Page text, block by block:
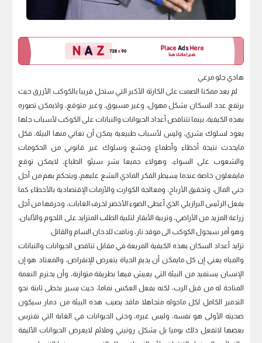
هادي جلو مرعي
لم يعد ممكنا الصمت على الكارثة الأكبر التي ستحل قريبا بالكوكب الأزرق حيث
يرتفع عدد السكان بشكل مهول، وغير مسبوق، وغير متوقع، ولايمكن تصوره
بهذه الكيفية، بينما تتناقص أعداد الحيوانات والنباتات على الكوكب لأسباب جلها
يعود لسلوك بشري، وليس لأسباب طبيعية يمكن أن تعاني منها البيئة، فكل
مايحدث نتيجة أخطاء وأطماع وجشع وسلوك غير قانوني من الحكومات
والشعوب على السواء، وهولاء جميعا بشر سيئو الطباع، لايمكن توقع
مايفعلون خاصة عندما يسيطر الفكر المادي البشع عليهم، ويتحكم بهم من أجل
جني المال، وتحقيق الأرباح، ومعالجة الكوارث والأزمات الإقتصادية بالأخطاء كما
يفعل الرئيس البرازيلي الذي أعطى الضوء الأخضر لجرف الغابات، وحرقها من أجل
زراعة المزيد من الأراضي، وتربية الأبقار لتلبية الطلب المتزايد على اللحوم والألبان،
وهو أمر سيحول الكوكب الى موقد نار، ونافث للدخان السام والقاتل.
تزايد أعداد السكان بهذه الكيفية المريعة في مقابل تناقص الحيوانات والنباتات
والمياه يعني إن كل مايمكن أن يديم الحياة يتعرض للإنقراض، والمعتاد هو إن
الإنسان يستفيد من البيئة التي يعيش فيها بطريقة متوازنة، وأن يحترم النعمة
المتاحة له من قبل الرب، لكنه يفعل العكس تماما، حيث يسير بخطى ثابتة نحو
التدمير الكامل لكل ماحوله متجاهلا ماقد يصيب هذه البيئة من دمار سيكون
ضحيته الأولى هو نفسه، وليس غيره، وحتى الحيوانات في الغابة التي تفترس
بعضها لاتفعل ذلك يوميا بل بشكل روتيني وملائم لايعرض الحيوانات الأليفة